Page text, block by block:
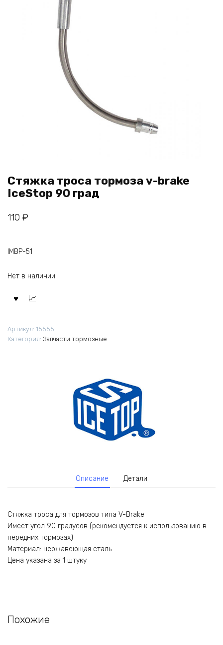
Стяжка троса тормоза v-brake
IceStop 90 град
110 ₽
IMBP-51
Нет в наличии
Артикул: 15555
Категория: Запчасти тормозные
Описание Детали
Стяжка троса для тормозов типа V-Brake
Имеет угол 90 градусов (рекомендуется к использованию в
передних тормозах)
Материал: нержавеющая сталь
Цена указана за 1 штуку
Похожие